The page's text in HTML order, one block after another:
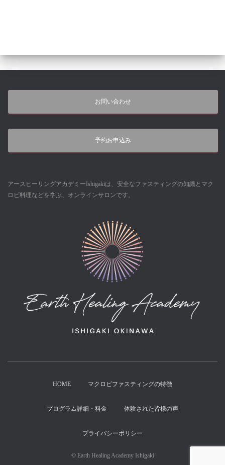
お問い合わせ
予約お申込み
アースヒーリングアカデミーIshigakiは、安全なファスティングの知識とマク
ロビ料理などを学ぶ、オンラインサロンです。
HOME マクロビファスティングの特徴
プログラム詳細・料金 体験された皆様の声
プライバシーポリシー
© Earth Healing Academy Ishigaki